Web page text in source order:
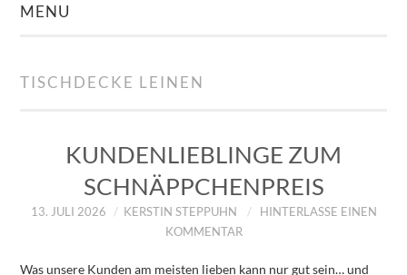
MENU
ÜBER UNS
ZUM SHOP
DATENSCHUTZERKLÄRUNG
TISCHDECKE LEINEN
KUNDENLIEBLINGE ZUM
SCHNÄPPCHENPREIS
13. JULI 2026 KERSTIN STEPPUHN
HINTERLASSE EINEN
KOMMENTAR
Was unsere Kunden am meisten lieben kann nur gut sein… und